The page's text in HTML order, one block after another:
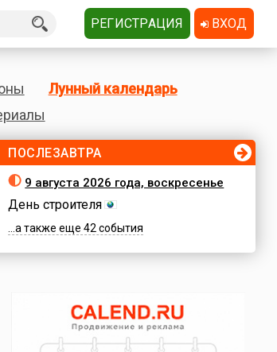
Лунный календарь
ПОСЛЕЗАВТРА
9 августа 2026 года, воскресенье
День строителя
...а также еще 42 события
РЕГИСТРАЦИЯ ВХОД